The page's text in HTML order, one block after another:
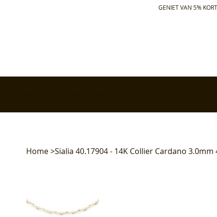
GENIET VAN 5%
Home>Sialia 40.17904 - 14K Collier Cardano 3.0mm